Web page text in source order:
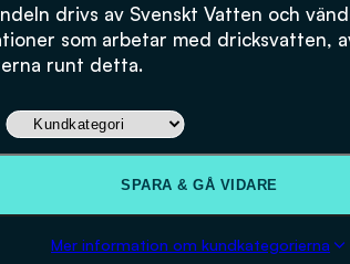
drivs av Svenskt Vatten och
som arbetar med dricksvatten,
runt detta.
SPARA & GÅ VIDARE
Mer information om kundkategorierna